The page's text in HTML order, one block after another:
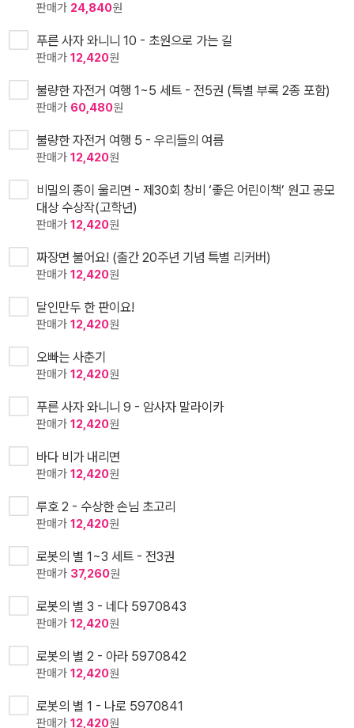
판매가 24,840원
푸른 사자 와니니 10 - 초원으로 가는 길
판매가 12,420원
불량한 자전거 여행 1~5 세트 - 전5권 (특별 부록 2종 포함)
판매가 60,480원
불량한 자전거 여행 5 - 우리들의 여름
판매가 12,420원
비밀의 종이 울리면 - 제30회 창비 ‘좋은 어린이책’ 원고 공모
대상 수상작(고학년)
판매가 12,420원
짜장면 불어요! (출간 20주년 기념 특별 리커버)
판매가 12,420원
달인만두 한 판이요!
판매가 12,420원
오빠는 사춘기
판매가 12,420원
푸른 사자 와니니 9 - 암사자 말라이카
판매가 12,420원
바다 비가 내리면
판매가 12,420원
루호 2 - 수상한 손님 초고리
판매가 12,420원
로봇의 별 1~3 세트 - 전3권
판매가 37,260원
로봇의 별 3 - 네다 5970843
판매가 12,420원
로봇의 별 2 - 아라 5970842
판매가 12,420원
로봇의 별 1 - 나로 5970841
판매가 12,420원